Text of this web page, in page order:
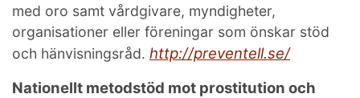
med oro samt vårdgivare, myndigheter,
organisationer eller föreningar som önskar stöd
och hänvisningsråd. http://preventell.se/
Nationellt metodstöd mot prostitution och